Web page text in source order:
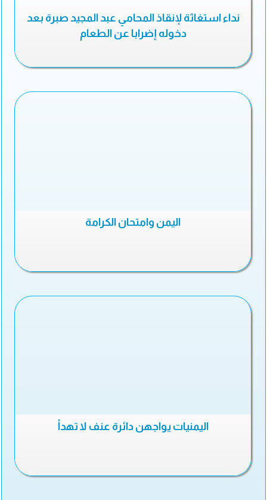
نداء استغاثة لإنقاذ المحامي عبد المجيد صبرة بعد
دخوله إضرابا عن الطعام
اليمن وامتحان الكرامة
اليمنيات يواجهن دائرة عنف لا تهدأ